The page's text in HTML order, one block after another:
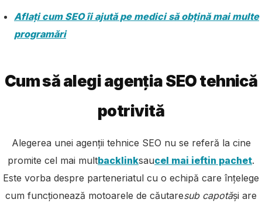
Aflați cum SEO îi ajută pe medici să obțină mai multe
programări
Cum să alegi agenția SEO tehnică
potrivită
Alegerea unei agenții tehnice SEO nu se referă la cine
promite cel mai multbacklinksaucel mai ieftin pachet.
Este vorba despre parteneriatul cu o echipă care înțelege
cum funcționează motoarele de căutaresub capotăși are